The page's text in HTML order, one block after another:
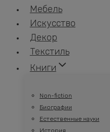
Мебель
Искусство
Декор
Текстиль
Книги
Non-fiction
Биографии
Естественные науки
История